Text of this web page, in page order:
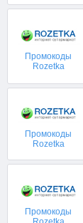
Промокоды
Rozetka
Промокоды
Rozetka
Промокоды